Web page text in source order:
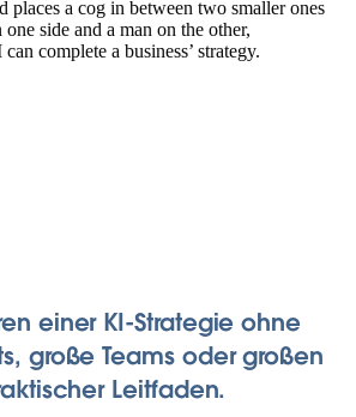
einer KI-Strategie ohne
große Teams oder großen
Leitfaden.